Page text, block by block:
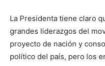
La Presidenta tiene claro
grandes liderazgos del
proyecto de nación y
político del país, pero los